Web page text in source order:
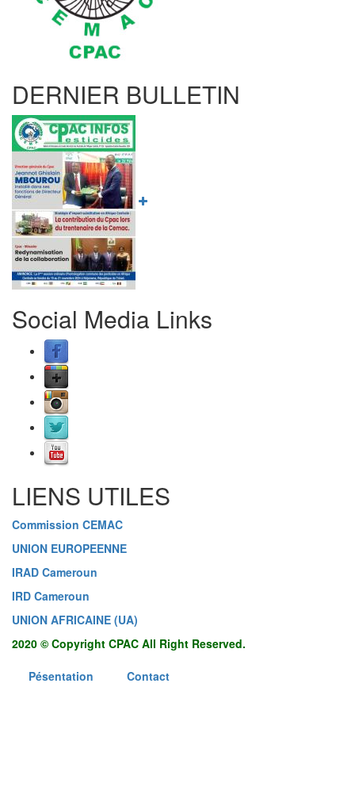
DERNIER BULLETIN
Social Media Links
LIENS UTILES
Commission CEMAC
UNION EUROPEENNE
IRAD Cameroun
IRD Cameroun
UNION AFRICAINE (UA)
2020 © Copyright CPAC All Right Reserved.
Pésentation Contact